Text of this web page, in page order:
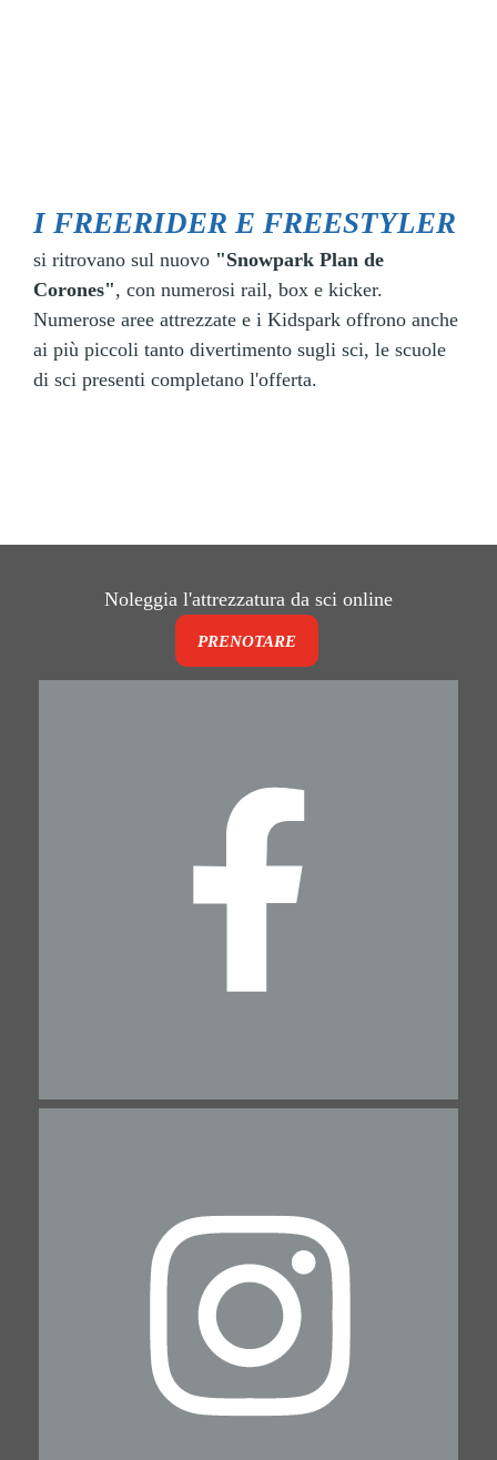
I FREERIDER E FREESTYLER
si ritrovano sul nuovo "Snowpark Plan de
Corones", con numerosi rail, box e kicker.
Numerose aree attrezzate e i Kidspark offrono anche
ai più piccoli tanto divertimento sugli sci, le scuole
di sci presenti completano l'offerta.
Noleggia l'attrezzatura da sci online
PRENOTARE